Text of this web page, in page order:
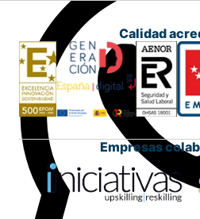
Calidad
Empresas